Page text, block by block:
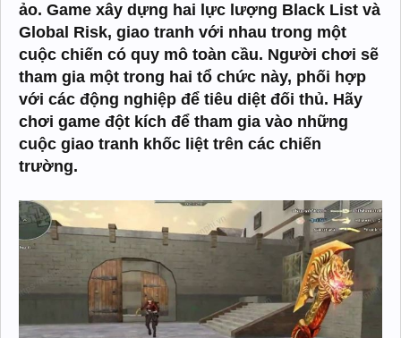
ảo. Game xây dựng hai lực lượng Black List và
Global Risk, giao tranh với nhau trong một
cuộc chiến có quy mô toàn cầu. Người chơi sẽ
tham gia một trong hai tổ chức này, phối hợp
với các động nghiệp để tiêu diệt đối thủ. Hãy
chơi game đột kích để tham gia vào những
cuộc giao tranh khốc liệt trên các chiến
trường.